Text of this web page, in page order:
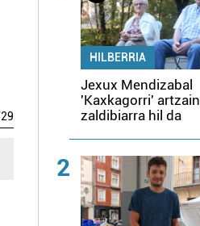
29
HILBERRIA
Jexux Mendizabal
'Kaxkagorri' artzain
zaldibiarra hil da
2